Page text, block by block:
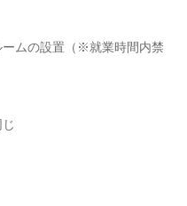
ームの設置（※就業時間内禁